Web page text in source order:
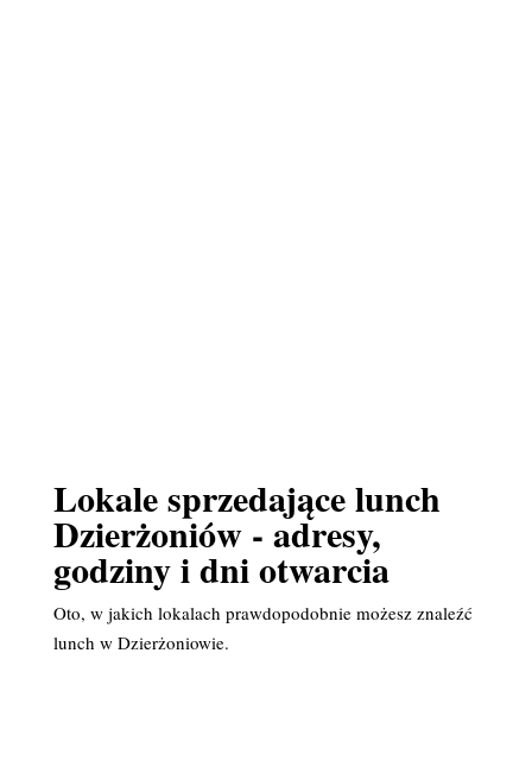
Lokale sprzedające lunch
Dzierżoniów - adresy,
godziny i dni otwarcia
Oto, w jakich lokalach prawdopodobnie możesz znaleźć
lunch w Dzierżoniowie.